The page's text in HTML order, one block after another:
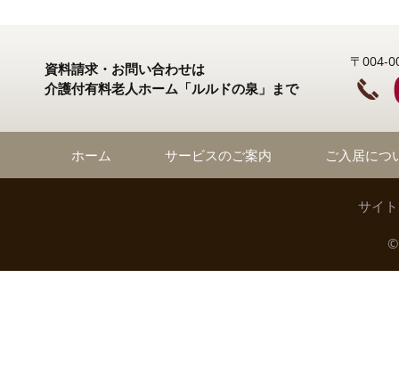
資料請求・お問い合わせは
介護付有料老人ホーム「ルルドの泉」まで
〒004-
ホーム サービスのご案内 ご入居につ
サイ
©